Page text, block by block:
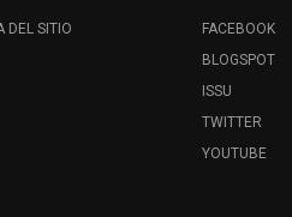
DEL SITIO
FACEBOOK
BLOGSPOT
ISSU
TWITTER
YOUTUBE